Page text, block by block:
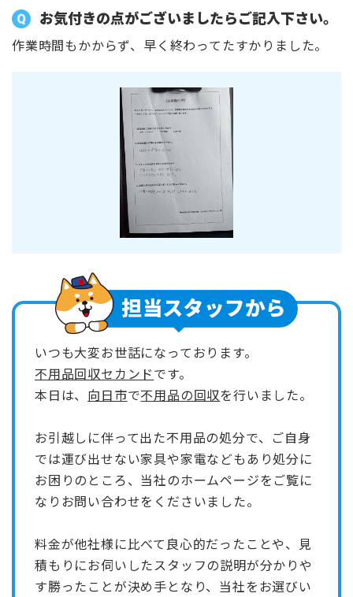
お気付きの点がございましたらご記入下さい。
作業時間もかからず、早く終わってたすかりました。
いつも大変お世話になっております。
不用品回収セカンドです。
本日は、 向日市で不用品の回収を行いました。
お引越しに伴って出た不用品の処分で、ご自身
では運び出せない家具や家電などもあり処分に
お困りのところ、当社のホームページをご覧に
なりお問い合わせをくださいました。
料金が他社様に比べて良心的だったことや、見
積もりにお伺いしたスタッフの説明が分かりや
す勝ったことが決め手となり、当社をお選びい